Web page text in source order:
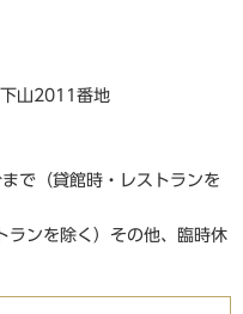
山2011番地
で（貸館時・レストランを
ランを除く）その他、臨時休